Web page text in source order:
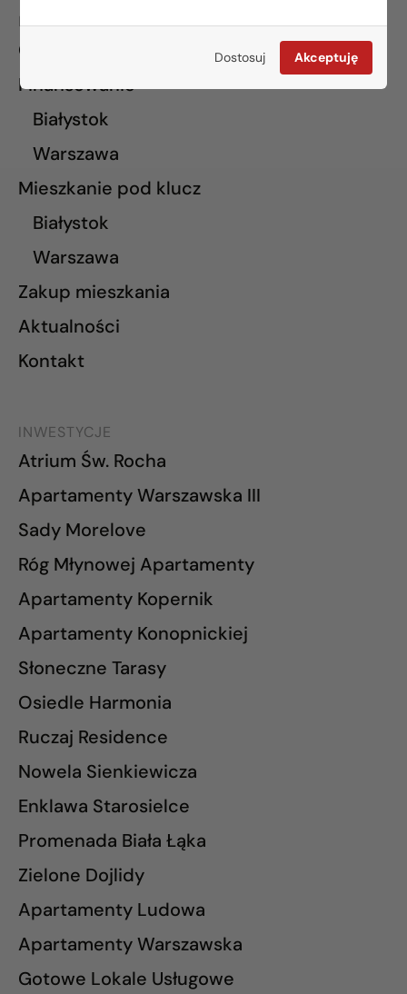
Dostosuj Akceptuję
INFORMACJE
O nas
Finansowanie
Białystok
Warszawa
Mieszkanie pod klucz
Białystok
Warszawa
Zakup mieszkania
Aktualności
Kontakt
INWESTYCJE
Atrium Św. Rocha
Apartamenty Warszawska III
Sady Morelove
Róg Młynowej Apartamenty
Apartamenty Kopernik
Apartamenty Konopnickiej
Słoneczne Tarasy
Osiedle Harmonia
Ruczaj Residence
Nowela Sienkiewicza
Enklawa Starosielce
Promenada Biała Łąka
Zielone Dojlidy
Apartamenty Ludowa
Apartamenty Warszawska
Gotowe Lokale Usługowe